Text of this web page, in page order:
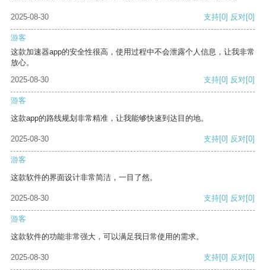
2025-08-30 支持[0] 反对[0]
游客
这款加速器app的安全性很高，使用过程中不会泄露个人信息，让我非常
放心。
2025-08-30
支持[0] 反对[0]
游客
这款app的路线规划非常精准，让我能够快速到达目的地。
2025-08-30 支持[0] 反对[0]
游客
这款软件的界面设计非常简洁，一目了然。
2025-08-30 支持[0] 反对[0]
游客
这款软件的功能非常强大，可以满足我日常使用的需求。
2025-08-30 支持[0] 反对[0]